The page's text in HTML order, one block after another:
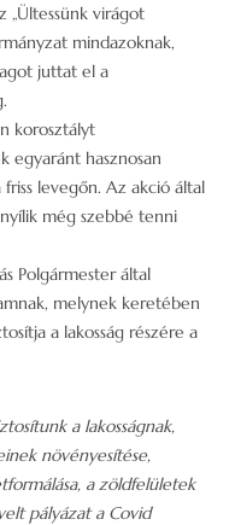
„Ültessünk virágot
mindazoknak,
juttat el a
korosztályt
egyaránt hasznosan
levegőn. Az akció által
még szebbé tenni
Polgármester által
melynek keretében
a lakosság részére a
a lakosságnak,
növényesítése,
a zöldfelületek
pályázat a Covid